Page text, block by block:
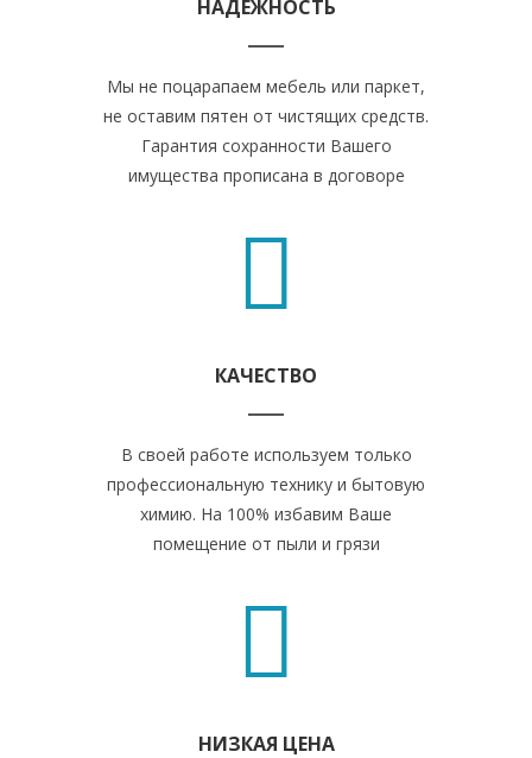
НАДЕЖНОСТЬ
Мы не поцарапаем мебель или паркет,
не оставим пятен от чистящих средств.
Гарантия сохранности Вашего
имущества прописана в договоре
КАЧЕСТВО
В своей работе используем только
профессиональную технику и бытовую
химию. На 100% избавим Ваше
помещение от пыли и грязи
НИЗКАЯ ЦЕНА